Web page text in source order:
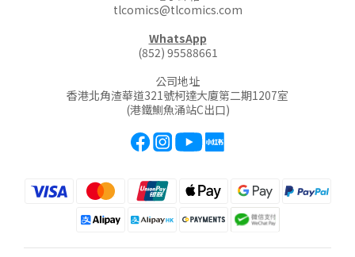
tlcomics@tlcomics.com
WhatsApp
(852) 95588661
公司地址
香港北角渣華道321號柯達大廈第二期1207室
(港鐵鰂魚涌站C出口)